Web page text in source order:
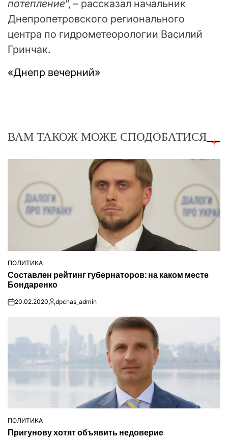
потепление“, – рассказал начальник
Днепропетровского регионального
центра по гидрометеорологии Василий
Гринчак.
«Днепр вечерний»
ВАМ ТАКОЖ МОЖЕ СПОДОБАТИСЯ
ОПУБЛІКУВАТИ
У
ПОЛИТИКА
Составлен рейтинг губернаторов: на каком месте
Бондаренко
on20.02.2020Опубліковано
dpchas_admin
ОПУБЛІКУВАТИ
ПОЛИТИКА
Пригунову хотят объявить недоверие